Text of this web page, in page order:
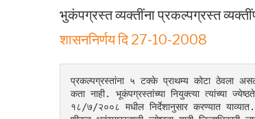
भुकंपग्रस्‍त व्‍यक्‍तींना प्रकल्‍पग्रस्‍त
शासननिर्णय दि 27-10-2008
प्रकल्पग्रस्तांना ५ टक्के प्राथम्य कोटा ठेवला
कता नाही. भूकंपग्रस्तांच्या नियुक्त्या त्यांच्या
१८/७/२००८ मधील निर्देशानुसार करण्यात